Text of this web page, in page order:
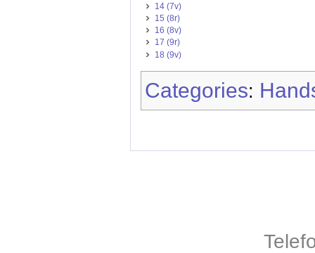
14 (7v)
15 (8r)
16 (8v)
17 (9r)
18 (9v)
Categories: